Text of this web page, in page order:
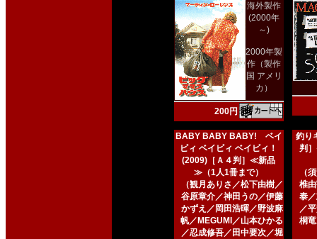
海外製作
(2000年
～)
2000年製
作（製作
国 アメリ
カ）
200円
BABY BABY BABY! ベイ
ビィ ベイビィ ベイビィ！
(2009)［Ａ４判］≪新品
≫（1人1冊まで）
（観月ありさ／松下由樹／
谷原章介／神田うの／伊藤
かずえ／岡田浩暉／野波麻
帆／MEGUMI／山本ひかる
／忍成修吾／田中要次／堀
釣り
判
（
椎
泰
／
桐